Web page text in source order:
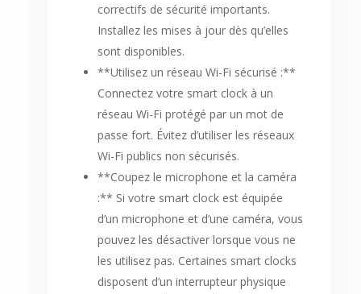
correctifs de sécurité importants.
Installez les mises à jour dès qu’elles
sont disponibles.
**Utilisez un réseau Wi-Fi sécurisé :**
Connectez votre smart clock à un
réseau Wi-Fi protégé par un mot de
passe fort. Évitez d’utiliser les réseaux
Wi-Fi publics non sécurisés.
**Coupez le microphone et la caméra
:** Si votre smart clock est équipée
d’un microphone et d’une caméra, vous
pouvez les désactiver lorsque vous ne
les utilisez pas. Certaines smart clocks
disposent d’un interrupteur physique